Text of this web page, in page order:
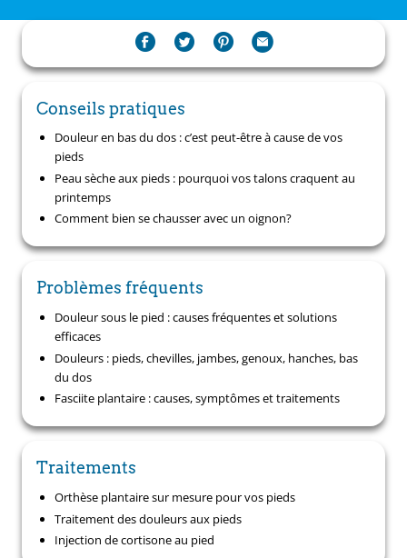
Conseils pratiques
Douleur en bas du dos : c’est peut-être à cause de vos
pieds
Peau sèche aux pieds : pourquoi vos talons craquent au
printemps
Comment bien se chausser avec un oignon?
Problèmes fréquents
Douleur sous le pied : causes fréquentes et solutions
efficaces
Douleurs : pieds, chevilles, jambes, genoux, hanches, bas
du dos
Fasciite plantaire : causes, symptômes et traitements
Traitements
Orthèse plantaire sur mesure pour vos pieds
Traitement des douleurs aux pieds
Injection de cortisone au pied